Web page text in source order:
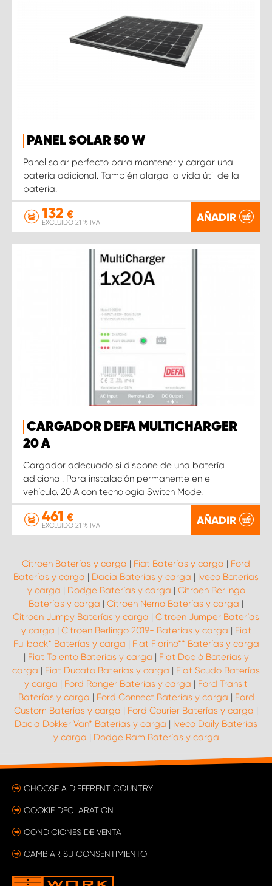
PANEL SOLAR 50 W
Panel solar perfecto para mantener y cargar una
batería adicional. También alarga la vida útil de la
batería.
132 €
EXCLUIDO 21 % IVA AÑADIR
CARGADOR DEFA MULTICHARGER
20 A
Cargador adecuado si dispone de una batería
adicional. Para instalación permanente en el
vehículo. 20 A con tecnología Switch Mode.
461 €
EXCLUIDO 21 % IVA AÑADIR
Citroen Baterías y carga | Fiat Baterías y carga | Ford
Baterías y carga | Dacia Baterías y carga | Iveco Baterías
y carga | Dodge Baterías y carga | Citroen Berlingo
Baterías y carga | Citroen Nemo Baterías y carga |
Citroen Jumpy Baterías y carga | Citroen Jumper Baterías
y carga | Citroen Berlingo 2019- Baterías y carga | Fiat
Fullback* Baterías y carga | Fiat Fiorino** Baterías y carga
| Fiat Talento Baterías y carga | Fiat Doblò Baterías y
carga | Fiat Ducato Baterías y carga | Fiat Scudo Baterías
y carga | Ford Ranger Baterías y carga | Ford Transit
Baterías y carga | Ford Connect Baterías y carga | Ford
Custom Baterías y carga | Ford Courier Baterías y carga |
Dacia Dokker Van* Baterías y carga | Iveco Daily Baterías
y carga | Dodge Ram Baterías y carga
CHOOSE A DIFFERENT COUNTRY
COOKIE DECLARATION
CONDICIONES DE VENTA
CAMBIAR SU CONSENTIMIENTO